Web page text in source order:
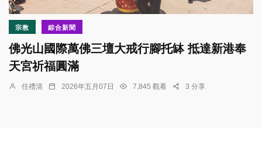
宗教 綜合新聞
佛光山國際萬佛三壇大戒行腳托缽 抵達新港奉
天宮祈福圓滿
任禮清 2026年五月07日 7,845 觀看 3 分享